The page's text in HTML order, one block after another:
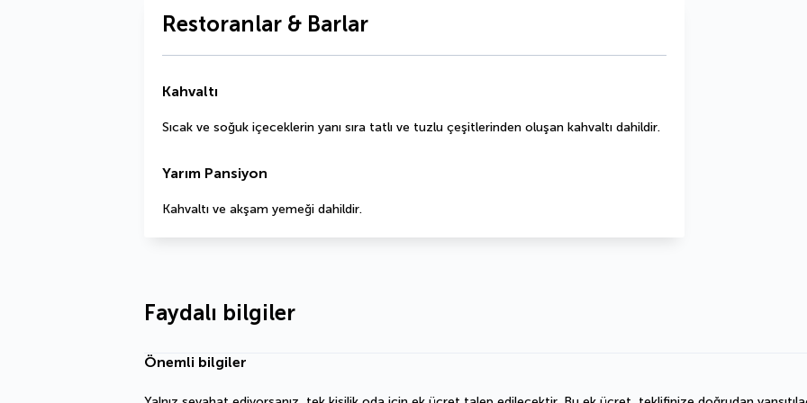
Restoranlar & Barlar
Kahvaltı
Sıcak ve soğuk içeceklerin yanı sıra tatlı ve tuzlu çeşitlerinden oluşan kahvaltı dahildir.
Yarım Pansiyon
Kahvaltı ve akşam yemeği dahildir.
Faydalı bilgiler
Önemli bilgiler